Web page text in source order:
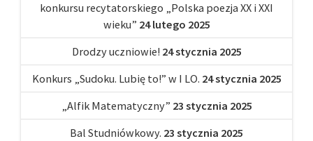
konkursu recytatorskiego „Polska poezja XX i XXI
wieku” 24 lutego 2025
Drodzy uczniowie! 24 stycznia 2025
Konkurs „Sudoku. Lubię to!” w I LO. 24 stycznia 2025
„Alfik Matematyczny” 23 stycznia 2025
Bal Studniówkowy. 23 stycznia 2025